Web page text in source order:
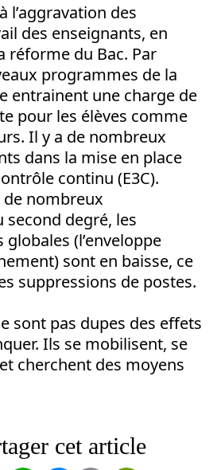
l’aggravation des
des enseignants, en
réforme du Bac. Par
programmes de la
entrainent une charge de
pour les élèves comme
Il y a de nombreux
dans la mise en place
continu (E3C).
de nombreux
degré, les
(l’enveloppe
sont en baisse, ce
suppressions de postes.
sont pas dupes des effets
Ils se mobilisent, se
cherchent des moyens